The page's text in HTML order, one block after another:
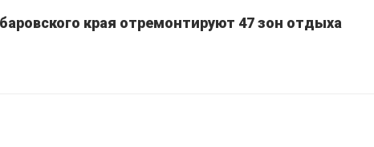
края отремонтируют 47 зон отдыха